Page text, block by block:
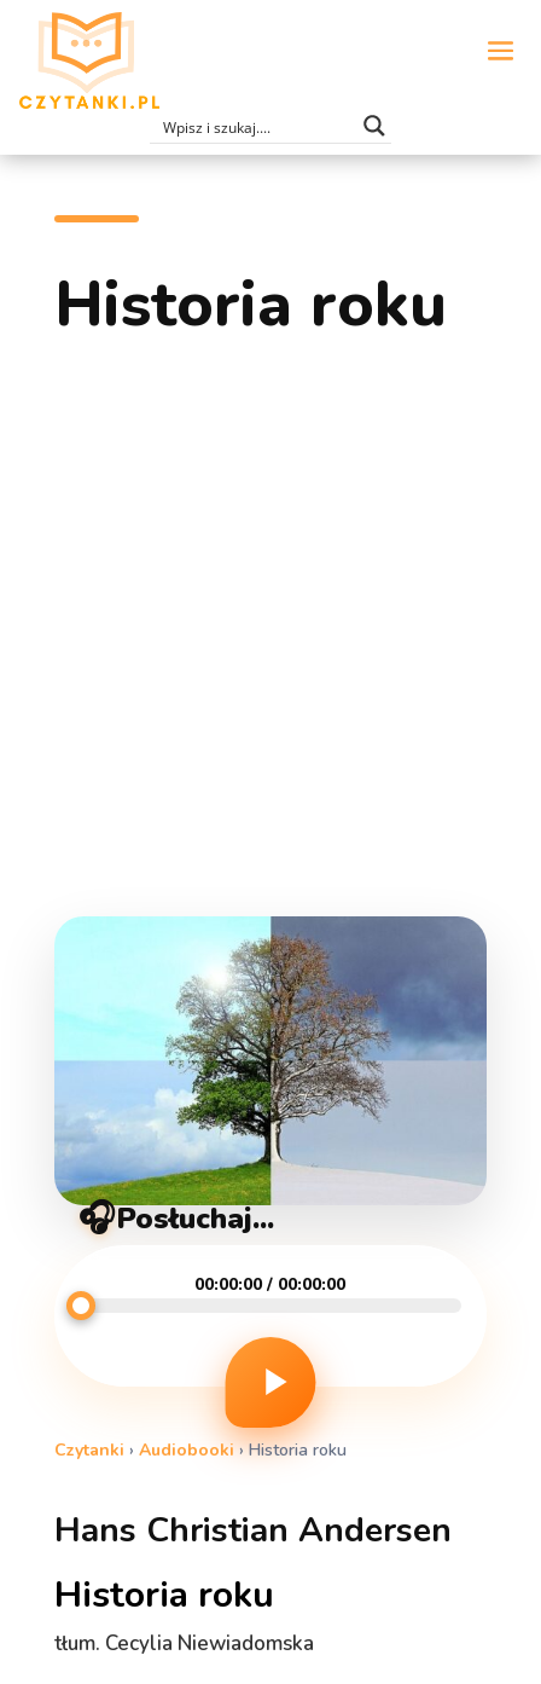
Historia roku
🎧Posłuchaj...
00:00:00 / 00:00:00
Czytanki › Audiobooki›Historia roku
Hans Christian Andersen
Historia roku
tłum. Cecylia Niewiadomska